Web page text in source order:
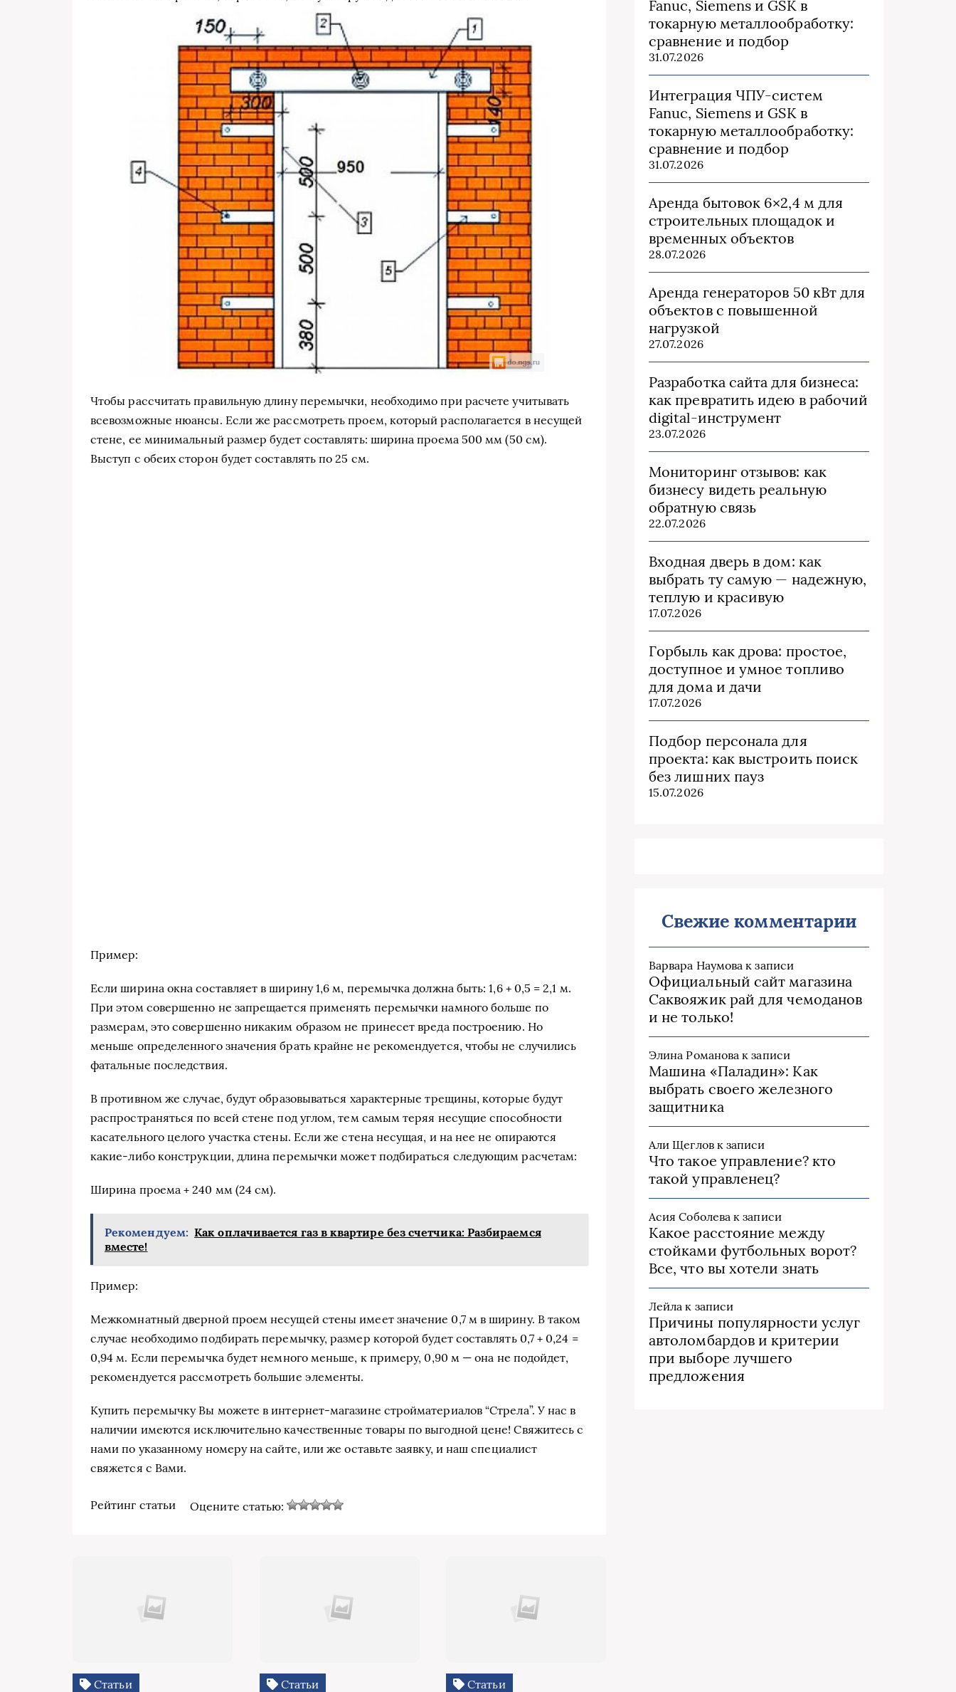
Чтобы рассчитать правильную длину перемычки, необходимо при расчете учитывать
всевозможные нюансы. Если же рассмотреть проем, который располагается в несущей
стене, ее минимальный размер будет составлять: ширина проема 500 мм (50 см).
Выступ с обеих сторон будет составлять по 25 см.
Пример:
Если ширина окна составляет в ширину 1,6 м, перемычка должна быть: 1,6 + 0,5 = 2,1 м.
При этом совершенно не запрещается применять перемычки намного больше по
размерам, это совершенно никаким образом не принесет вреда построению. Но
меньше определенного значения брать крайне не рекомендуется, чтобы не случились
фатальные последствия.
В противном же случае, будут образовываться характерные трещины, которые будут
распространяться по всей стене под углом, тем самым теряя несущие способности
касательного целого участка стены. Если же стена несущая, и на нее не опираются
какие-либо конструкции, длина перемычки может подбираться следующим расчетам:
Ширина проема + 240 мм (24 см).
Рекомендуем: Как оплачивается газ в квартире без счетчика: Разбираемся
вместе!
Пример:
Межкомнатный дверной проем несущей стены имеет значение 0,7 м в ширину. В таком
случае необходимо подбирать перемычку, размер которой будет составлять 0,7 + 0,24 =
0,94 м. Если перемычка будет немного меньше, к примеру, 0,90 м — она не подойдет,
рекомендуется рассмотреть большие элементы.
Купить перемычку Вы можете в интернет-магазине стройматериалов “Стрела”. У нас в
наличии имеются исключительно качественные товары по выгодной цене! Свяжитесь с
нами по указанному номеру на сайте, или же оставьте заявку, и наш специалист
свяжется с Вами.
Рейтинг статьи Оцените статью:
Статьи Статьи Статьи
Fanuc, Siemens и GSK в
токарную металлообработку:
сравнение и подбор
31.07.2026
Интеграция ЧПУ-систем
Fanuc, Siemens и GSK в
токарную металлообработку:
сравнение и подбор
31.07.2026
Аренда бытовок 6×2,4 м для
строительных площадок и
временных объектов
28.07.2026
Аренда генераторов 50 кВт для
объектов с повышенной
нагрузкой
27.07.2026
Разработка сайта для бизнеса:
как превратить идею в рабочий
digital-инструмент
23.07.2026
Мониторинг отзывов: как
бизнесу видеть реальную
обратную связь
22.07.2026
Входная дверь в дом: как
выбрать ту самую — надежную,
теплую и красивую
17.07.2026
Горбыль как дрова: простое,
доступное и умное топливо
для дома и дачи
17.07.2026
Подбор персонала для
проекта: как выстроить поиск
без лишних пауз
15.07.2026
Свежие комментарии
Варвара Наумова к записи
Официальный сайт магазина
Саквояжик рай для чемоданов
и не только!
Элина Романова к записи
Машина «Паладин»: Как
выбрать своего железного
защитника
Али Щегловк записи
Что такое управление? кто
такой управленец?
Асия Соболева к записи
Какое расстояние между
стойками футбольных ворот?
Все, что вы хотели знать
Лейла к записи
Причины популярности услуг
автоломбардов и критерии
при выборе лучшего
предложения